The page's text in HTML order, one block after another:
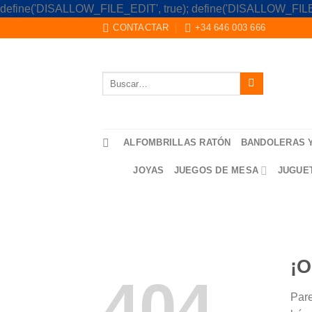
define('DISALLOW_FILE_EDIT', true);
CONTACTAR +34 646 003 666
ALFOMBRILLAS RATÓN BANDOLERAS
JOYAS JUEGOS DE MESA